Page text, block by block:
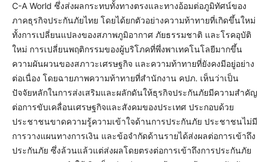
C-A World ซึ่งส่งผลกระทบทั้งทางตรงและทางอ้อมต่อภูมิทัศน์ของ
ภาคธุรกิจประกันภัยไทย โดยได้ยกตัวอย่างความท้าทายที่เกิดขึ้นใหม่
ทั้งการเปลี่ยนแปลงของสภาพภูมิอากาศ ภัยธรรมชาติ และโรคอุบัติ
ใหม่ การเปลี่ยนพฤติกรรมของผู้บริโภคที่พึ่งพาเทคโนโลยีมากขึ้น
ความผันผวนของสภาวะเศรษฐกิจ และความท้าทายที่ยังคงมีอยู่อย่าง
ต่อเนื่อง โดยฉายภาพความท้าทายที่สำนักงาน คปภ. เห็นว่าเป็น
ปัจจัยหลักในการส่งเสริมและผลักดันให้ธุรกิจประกันภัยมีความสำคัญ
ต่อการขับเคลื่อนเศรษฐกิจและสังคมของประเทศ ประกอบด้วย
ประชาชนขาดความรู้ความเข้าใจด้านการประกันภัย ประชาชนไม่มี
การวางแผนทางการเงิน และข้อจำกัดด้านรายได้ส่งผลต่อการเข้าถึง
ประกันภัย ซึ่งล้วนแล้วแต่ส่งผลโดยตรงต่อการเข้าถึงการประกันภัย